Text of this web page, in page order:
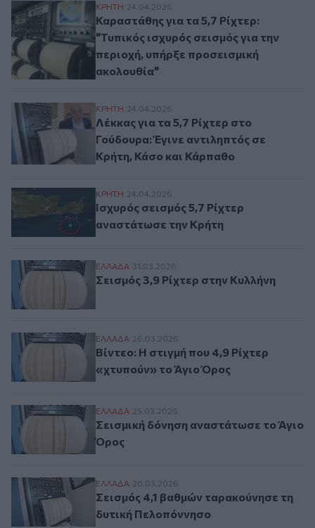
Καραστάθης για τα 5,7 Ρίχτερ: "Τυπικός
ΚΡΗΤΗ 24.04.2026
Καραστάθης για τα 5,7 Ρίχτερ:
"Τυπικός ισχυρός σεισμός για την
περιοχή, υπήρξε προσεισμική
ακολουθία"
Λέκκας για τα 5,7 Ρίχτερ στο Γούδουρα:
ΚΡΗΤΗ 24.04.2026
Λέκκας για τα 5,7 Ρίχτερ στο
Γούδουρα: Έγινε αντιληπτός σε
Κρήτη, Κάσο και Κάρπαθο
Ισχυρός σεισμός 5,7 Ρίχτερ αναστάτωσε
ΚΡΗΤΗ 24.04.2026
Ισχυρός σεισμός 5,7 Ρίχτερ
αναστάτωσε την Κρήτη
Σεισμός 3,9 Ρίχτερ στην Κυλλήνη
ΕΛΛAΔΑ 31.03.2026
Σεισμός 3,9 Ρίχτερ στην Κυλλήνη
Βίντεο: Η στιγμή που 4,9 Ρίχτερ
ΕΛΛAΔΑ 26.03.2026
Βίντεο: Η στιγμή που 4,9 Ρίχτερ
«χτυπούν» το Άγιο Όρος
Σεισμική δόνηση αναστάτωσε το Άγιο
ΕΛΛAΔΑ 25.03.2026
Σεισμική δόνηση αναστάτωσε το Άγιο
Όρος
Σεισμός 4,1 βαθμών ταρακούνησε τη
ΕΛΛAΔΑ 20.03.2026
Σεισμός 4,1 βαθμών ταρακούνησε τη
δυτική Πελοπόννησο